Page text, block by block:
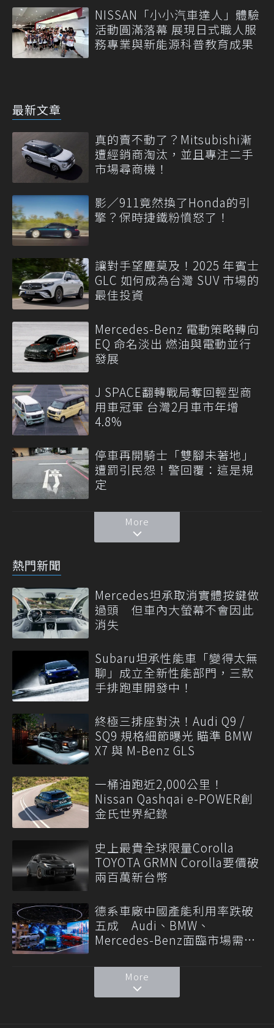
NISSAN「小小汽車達人」體驗
活動圓滿落幕 展現日式職人服
務專業與新能源科普教育成果
最新文章
真的賣不動了？Mitsubishi漸
遭經銷商淘汰，並且專注二手
市場尋商機！
影／911竟然換了Honda的引
擎？保時捷鐵粉憤怒了！
讓對手望塵莫及！2025 年賓士
GLC 如何成為台灣 SUV 市場的
最佳投資
Mercedes-Benz 電動策略轉向
EQ 命名淡出 燃油與電動並行
發展
J SPACE翻轉戰局奪回輕型商
用車冠軍 台灣2月車市年增
4.8%
停車再開騎士「雙腳未著地」
遭罰引民怨！警回覆：這是規
定
More
熱門新聞
Mercedes坦承取消實體按鍵做
過頭 但車內大螢幕不會因此
消失
Subaru坦承性能車「變得太無
聊」成立全新性能部門，三款
手排跑車開發中！
終極三排座對決！Audi Q9 /
SQ9 規格細節曝光 瞄準 BMW
X7 與 M-Benz GLS
一桶油跑近2,000公里！
Nissan Qashqai e-POWER創
金氏世界紀錄
史上最貴全球限量Corolla
TOYOTA GRMN Corolla要價破
兩百萬新台幣
德系車廠中國產能利用率跌破
五成 Audi、BMW、
Mercedes-Benz面臨市場需求
More